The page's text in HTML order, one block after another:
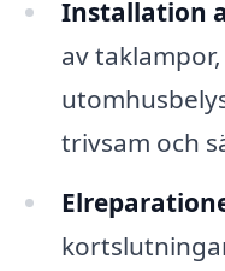
Installation
av
trivsam och